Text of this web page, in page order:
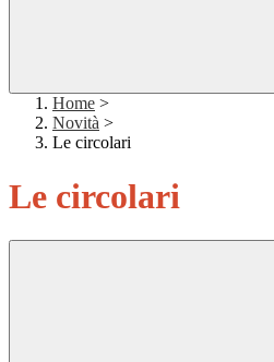
Home >
Novità >
Le circolari
Le circolari